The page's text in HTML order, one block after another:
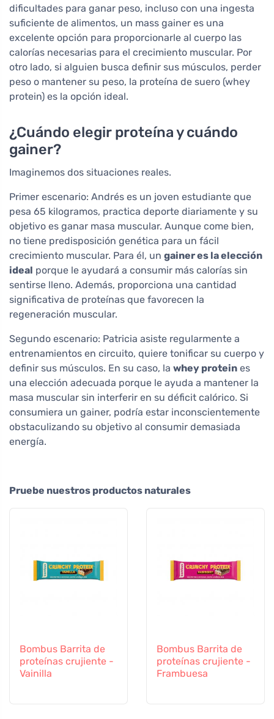
dificultades para ganar peso, incluso con una ingesta
suficiente de alimentos, un mass gainer es una
excelente opción para proporcionarle al cuerpo las
calorías necesarias para el crecimiento muscular. Por
otro lado, si alguien busca definir sus músculos, perder
peso o mantener su peso, la proteína de suero (whey
protein) es la opción ideal.
¿Cuándo elegir proteína y cuándo
gainer?
Imaginemos dos situaciones reales.
Primer escenario: Andrés es un joven estudiante que
pesa 65 kilogramos, practica deporte diariamente y su
objetivo es ganar masa muscular. Aunque come bien,
no tiene predisposición genética para un fácil
crecimiento muscular. Para él, un gainer es la elección
ideal porque le ayudará a consumir más calorías sin
sentirse lleno. Además, proporciona una cantidad
significativa de proteínas que favorecen la
regeneración muscular.
Segundo escenario: Patricia asiste regularmente a
entrenamientos en circuito, quiere tonificar su cuerpo y
definir sus músculos. En su caso, la whey protein es
una elección adecuada porque le ayuda a mantener la
masa muscular sin interferir en su déficit calórico. Si
consumiera un gainer, podría estar inconscientemente
obstaculizando su objetivo al consumir demasiada
energía.
Pruebe nuestros productos naturales
Bombus Barrita de
proteínas crujiente -
Vainilla
Bombus Barrita de
proteínas crujiente -
Frambuesa